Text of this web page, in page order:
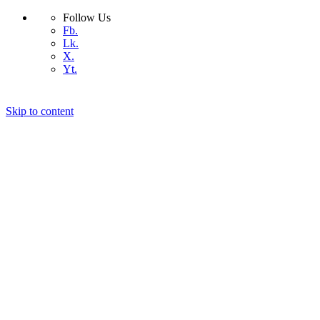
Follow Us
Fb.
Lk.
X.
Yt.
Skip to content